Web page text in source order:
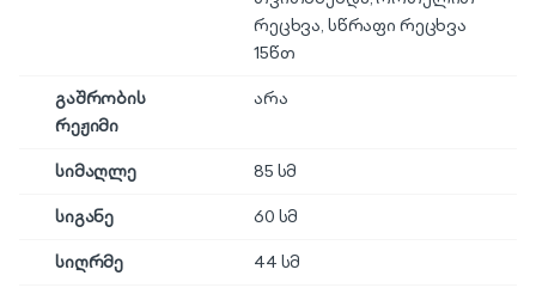
რეცხვა, სწრაფი რეცხვა
15წთ
გაშრობის
რეჟიმი
არა
სიმაღლე
85 სმ
სიგანე
60 სმ
სიღრმე
44 სმ